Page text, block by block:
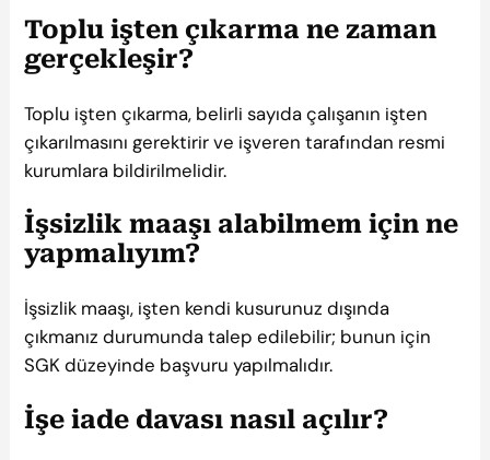
Toplu işten çıkarma ne zaman
gerçekleşir?
Toplu işten çıkarma, belirli sayıda çalışanın işten
çıkarılmasını gerektirir ve işveren tarafından resmi
kurumlara bildirilmelidir.
İşsizlik maaşı alabilmem için ne
yapmalıyım?
İşsizlik maaşı, işten kendi kusurunuz dışında
çıkmanız durumunda talep edilebilir; bunun için
SGK düzeyinde başvuru yapılmalıdır.
İşe iade davası nasıl açılır?